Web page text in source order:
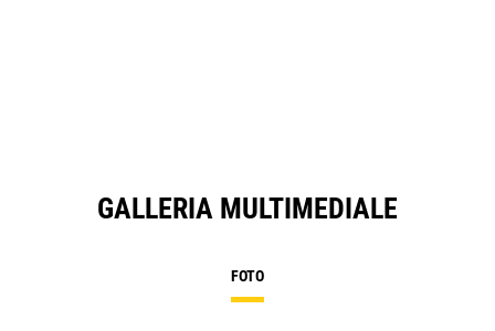
GALLERIA MULTIMEDIALE
FOTO